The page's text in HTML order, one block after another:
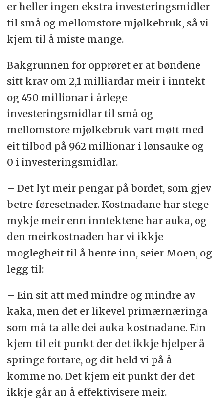
er heller ingen ekstra investeringsmidler
til små og mellomstore mjølkebruk, så vi
kjem til å miste mange.
Bakgrunnen for opprøret er at bøndene
sitt krav om 2,1 milliardar meir i inntekt
og 450 millionar i årlege
investeringsmidlar til små og
mellomstore mjølkebruk vart møtt med
eit tilbod på 962 millionar i lønsauke og
0 i investeringsmidlar.
– Det lyt meir pengar på bordet, som gjev
betre føresetnader. Kostnadane har stege
mykje meir enn inntektene har auka, og
den meirkostnaden har vi ikkje
moglegheit til å hente inn, seier Moen, og
legg til:
– Ein sit att med mindre og mindre av
kaka, men det er likevel primærnæringa
som må ta alle dei auka kostnadane. Ein
kjem til eit punkt der det ikkje hjelper å
springe fortare, og dit held vi på å
komme no. Det kjem eit punkt der det
ikkje går an å effektivisere meir.